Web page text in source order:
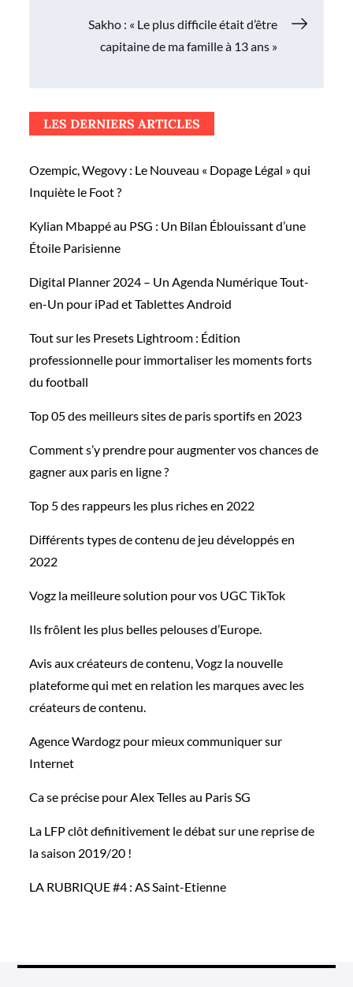
l’article
Sakho : « Le plus difficile était d’être
capitaine de ma famille à 13 ans »
LES DERNIERS ARTICLES
Ozempic, Wegovy : Le Nouveau « Dopage Légal » qui
Inquiète le Foot ?
Kylian Mbappé au PSG : Un Bilan Éblouissant d’une
Étoile Parisienne
Digital Planner 2024 – Un Agenda Numérique Tout-
en-Un pour iPad et Tablettes Android
Tout sur les Presets Lightroom : Édition
professionnelle pour immortaliser les moments forts
du football
Top 05 des meilleurs sites de paris sportifs en 2023
Comment s’y prendre pour augmenter vos chances de
gagner aux paris en ligne ?
Top 5 des rappeurs les plus riches en 2022
Différents types de contenu de jeu développés en
2022
Vogz la meilleure solution pour vos UGC TikTok
Ils frôlent les plus belles pelouses d’Europe.
Avis aux créateurs de contenu, Vogz la nouvelle
plateforme qui met en relation les marques avec les
créateurs de contenu.
Agence Wardogz pour mieux communiquer sur
Internet
Ca se précise pour Alex Telles au Paris SG
La LFP clôt definitivement le débat sur une reprise de
la saison 2019/20 !
LA RUBRIQUE #4 : AS Saint-Etienne